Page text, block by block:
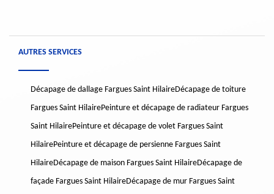
AUTRES SERVICES
Décapage de dallage Fargues Saint HilaireDécapage de toiture
Fargues Saint HilairePeinture et décapage de radiateur Fargues
Saint HilairePeinture et décapage de volet Fargues Saint
HilairePeinture et décapage de persienne Fargues Saint
HilaireDécapage de maison Fargues Saint HilaireDécapage de
façade Fargues Saint HilaireDécapage de mur Fargues Saint